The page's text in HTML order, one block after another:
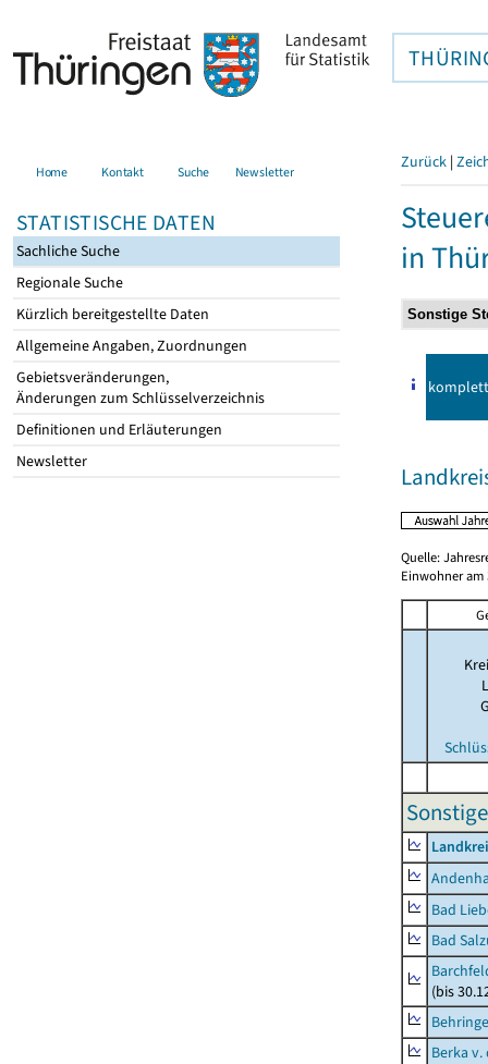
Home Kontakt Suche Newsletter
STATISTISCHE DATEN
Sachliche Suche
Regionale Suche
Kürzlich bereitgestellte Daten
Allgemeine Angaben, Zuordnungen
Gebietsveränderungen,
Änderungen zum Schlüsselverzeichnis
Definitionen und Erläuterungen
Newsletter
Zurück |
in
komplett
Quelle:
Einwohner am
Bad
Bad
(bis
Berka v.